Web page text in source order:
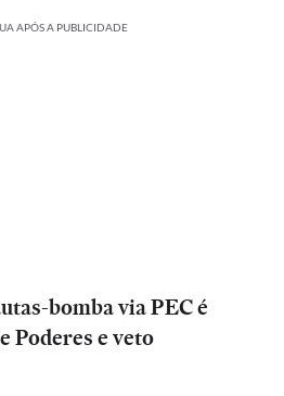
APÓS A PUBLICIDADE
bomba via PEC é
Poderes e veto